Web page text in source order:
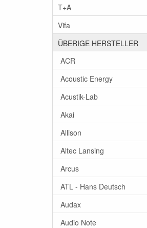
T+A
Vifa
ÜBERIGE HERSTELLER
ACR
Acoustic Energy
Acustik-Lab
Akai
Allison
Altec Lansing
Arcus
ATL - Hans Deutsch
Audax
Audio Note